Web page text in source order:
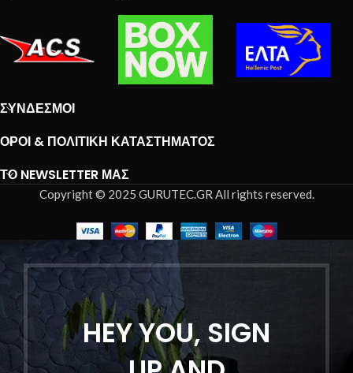
ΣΎΝΔΕΣΜΟΙ
ΌΡΟΙ & ΠΟΛΙΤΙΚΉ ΚΑΤΑΣΤΉΜΑΤΟΣ
ΤΟ NEWSLETTER ΜΑΣ
Copyright © 2025 GURUTEC.GR All rights reserved.
HEY YOU, SIGN